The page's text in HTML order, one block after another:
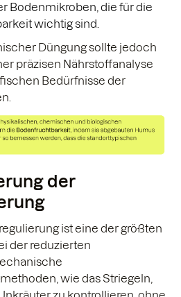
Bodenmikroben, die für die
wichtig sind.
Düngung sollte jedoch
präzisen Nährstoffanalyse
Bedürfnisse der
der
ist eine der größten
der reduzierten
wie das Striegeln,